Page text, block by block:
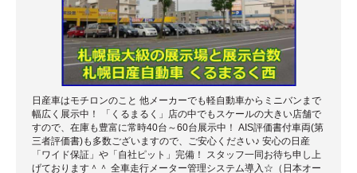
日産車はモチロンのこと 他メーカーでも軽自動車からミニバンまで
幅広く展示中！ 「くるまるく」店の中でもスケールの大きい店舗で
すので、在庫も豊富に常時40台～60台展示中！ AIS評価書付車両(第
三者評価書)も多数ございますので、ご安心ください♪ 安心の日産
「ワイド保証」や「自社ピット」完備！ スタッフ一同お待ち申し上
げております＾＾ 全車走行メーター管理システム導入☆（日本オー